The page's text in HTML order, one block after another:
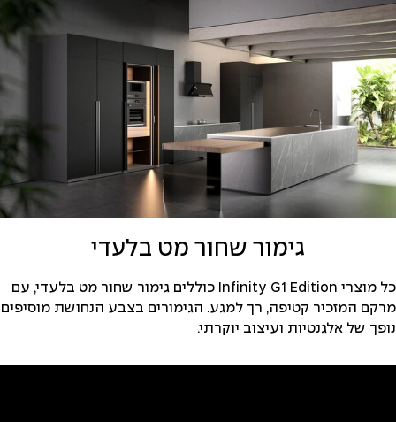
גימור שחור מט בלעדי
כל מוצרי Infinity G1 Edition כוללים גימור שחור מט בלעדי, עם
מרקם המזכיר קטיפה, רך למגע. הגימורים בצבע הנחושת מוסיפים
נופך של אלגנטיות ועיצוב יוקרתי.